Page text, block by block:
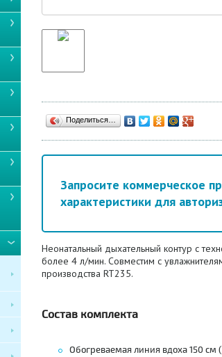
Поделиться…
Запросите коммерческое
характеристики для
Неонатальный дыхательный контур с
более 4 л/мин. Совместим с
производства RT235.
Состав комплекта
Обогреваемая линия вдоха 150 см